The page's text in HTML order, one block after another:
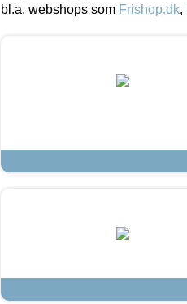
bl.a. webshops som Frishop.dk,